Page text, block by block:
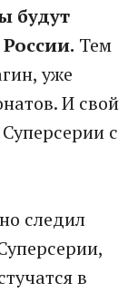
будут
Тем
уже
И свой
с
следил
в